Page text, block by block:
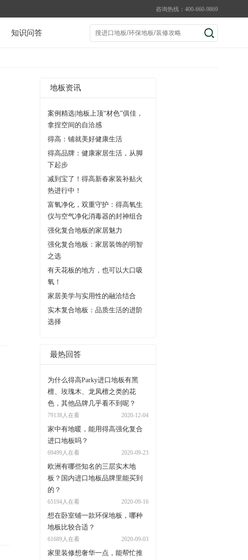
咨询热线：400-660-9869
知识问答
地板资讯
案例精选|地板上顶“材色”俱佳，
拿捏空间的自洽感
得高：铺就美好健康生活
得高品牌：健康家居生活，从脚
下起步
减到宝了！得高新春家装补贴火
热进行中！
富氧净化，双重守护：得高氧生
仪与空气净化消毒器的封神组合
强化复合地板的家居魅力
强化复合地板：家居装饰的明智
之选
有天花板的地方，也可以大口吸
氧！
家居美学与实用性的融洽结合
实木复合地板：品质生活的进阶
选择
最热回答
为什么得高Parky进口地板有黑
檀、玫瑰木、龙凤檀之类的花
色，其他品牌几乎看不到呢？
79138人在看 2020-12-04
家中有地暖，能用得高强化复合
进口地板吗？
69499人在看 2020-09-23
欧洲有哪些知名的三层实木地
板？国内进口地板品牌里能买到
的？
65194人在看 2020-09-16
想在卧室铺一款环保地板，哪种
地板比较合适？
61689人在看 2020-09-03
家里装修想奢华一点，能帮忙推